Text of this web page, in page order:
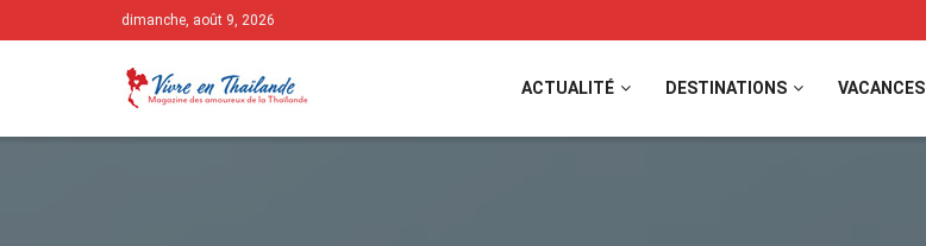
dimanche, août 9, 2026
ACTUALITÉ DESTINATIONS VACANCES